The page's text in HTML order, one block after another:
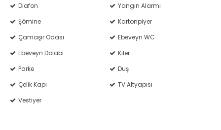
Diafon
Yangın Alarmı
Şömine
Kartonpiyer
Çamaşır Odası
Ebeveyn WC
Ebeveyn Dolabı
Kiler
Parke
Duş
Çelik Kapı
TV Altyapısı
Vestiyer